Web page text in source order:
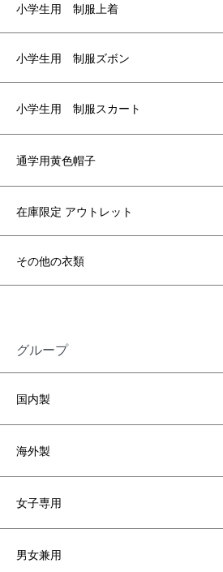
小学生用 制服上着
小学生用 制服ズボン
小学生用 制服スカート
通学用黄色帽子
在庫限定 アウトレット
その他の衣類
グループ
国内製
海外製
女子専用
男女兼用